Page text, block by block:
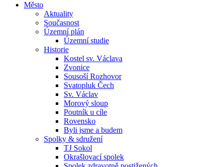
Město
Aktuality
Současnost
Územní plán
Územní studie
Historie
Kostel sv. Václava
Zvonice
Sousoší Rozhovor
Svatopluk Čech
Sv. Václav
Morový sloup
Poutník u cíle
Rovensko
Byli jsme a budem
Spolky & sdružení
TJ Sokol
Okrašlovací spolek